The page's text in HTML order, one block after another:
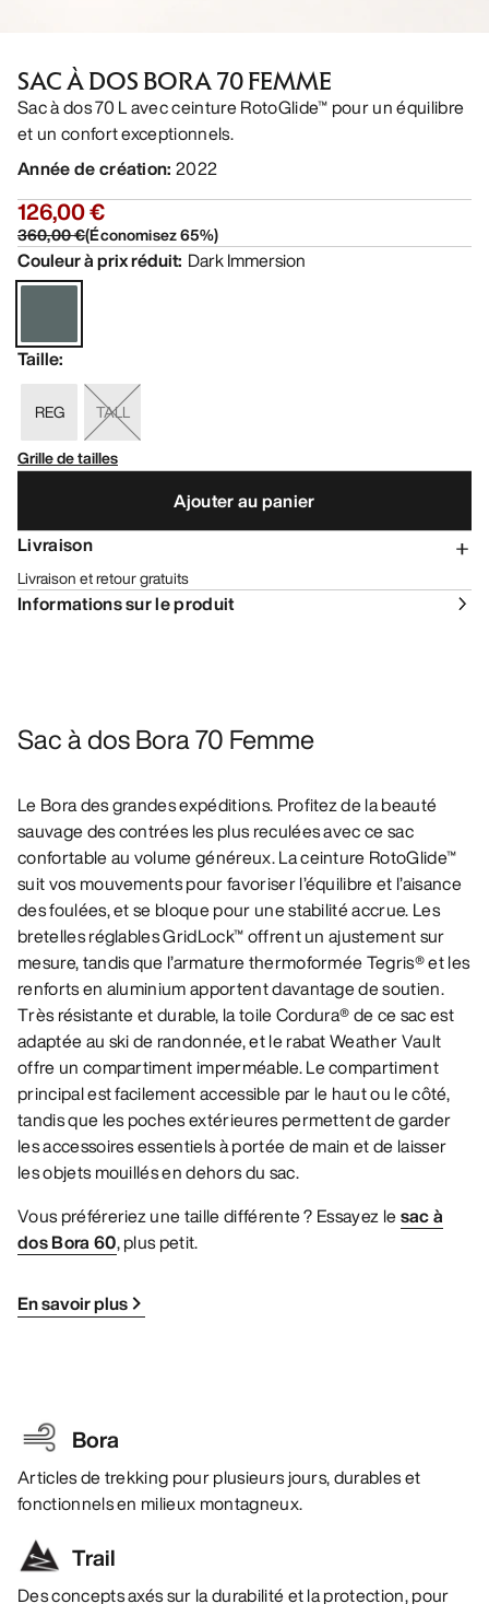
SAC À DOS BORA 70 FEMME
Sac à dos 70 L avec ceinture RotoGlide™ pour un équilibre
et un confort exceptionnels.
Année de création: 2022
126,00 €
360,00 €(Économisez65%)
Couleur à prix réduit: Dark Immersion
Taille:
REG
TALL
Grille de tailles
Ajouter au panier
Livraison
Livraison et retour gratuits
Informations sur le produit
Sac à dos Bora 70 Femme
Le Bora des grandes expéditions. Profitez de la beauté
sauvage des contrées les plus reculées avec ce sac
confortable au volume généreux. La ceinture RotoGlide™
suit vos mouvements pour favoriser l’équilibre et l’aisance
des foulées, et se bloque pour une stabilité accrue. Les
bretelles réglables GridLock™ offrent un ajustement sur
mesure, tandis que l’armature thermoformée Tegris® et les
renforts en aluminium apportent davantage de soutien.
Très résistante et durable, la toile Cordura® de ce sac est
adaptée au ski de randonnée, et le rabat Weather Vault
offre un compartiment imperméable. Le compartiment
principal est facilement accessible par le haut ou le côté,
tandis que les poches extérieures permettent de garder
les accessoires essentiels à portée de main et de laisser
les objets mouillés en dehors du sac.
Vous préféreriez une taille différente ? Essayez lesac à
dos Bora 60, plus petit.
En savoir plus
Bora
Articles de trekking pour plusieurs jours, durables et
fonctionnels en milieux montagneux.
Trail
Des concepts axés sur la durabilité et la protection, pour